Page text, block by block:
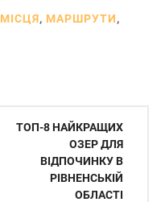
МІСЦЯ, МАРШРУТИ,
ТОП-8 НАЙКРАЩИХ
ОЗЕР ДЛЯ
ВІДПОЧИНКУ В
РІВНЕНСЬКІЙ
ОБЛАСТІ